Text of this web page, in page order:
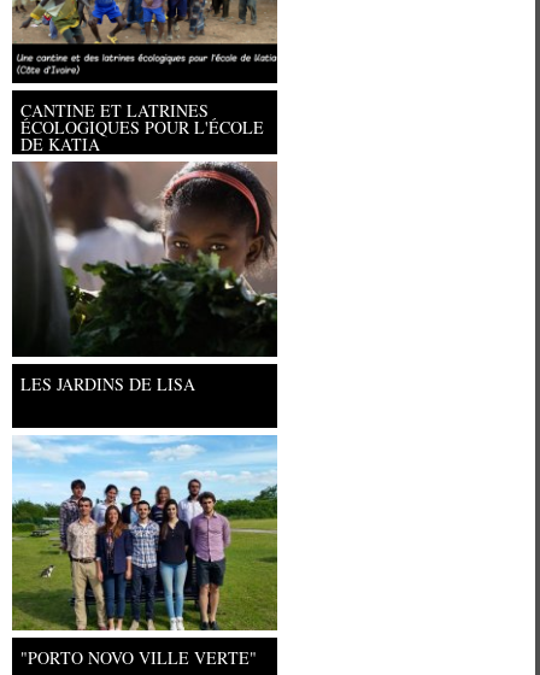
CANTINE ET LATRINES
ÉCOLOGIQUES POUR L'ÉCOLE
DE KATIA
Université Paris Ouest Nanterre la
LES JARDINS DE LISA
"PORTO NOVO VILLE VERTE"